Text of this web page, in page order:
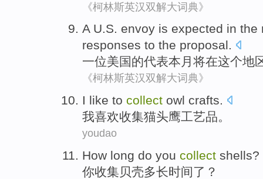
《柯林斯英汉双解大词典》
A U.S. envoy is expected in the
responses to the proposal.
一位美国的代表本月 将在这个地
《柯林斯英汉双解大词典》
I like to collect owl crafts.
我喜欢收集猫头鹰工艺品。
youdao
How long do you collect shells?
你收集贝壳多长时间了？